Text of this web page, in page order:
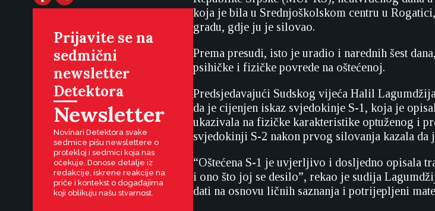
Prijavite se na
sedmični
newsletter
Detektora
Newsletter
Novinari Detektora svake
sedmice pišu newslettere o
protekloj i sedmici koja nas
očekuje. Donose detalje iz
redakcije, iskrene reakcije na
priče i kontekst o događajima
koji oblikuju našu stvarnost.
koja je bila u Srednjoškolskom centru u
gradu, gdje ju je silovao.
Prema presudi, isto je uradio i narednih šest
psihičke i fizičke povrede na oštećenoj.
Predsjedavajući Sudskog vijeća Halil
da je cijenjen iskaz svjedokinje S-1, koja je
ukazivala na fizičke karakteristike optuženog i
svjedokinji S-2 nakon prvog silovanja kazala
“Oštećena S-1 je uvjerljivo i dosljedno opisala
i ono što joj se desilo”, rekao je sudija
dati na osnovu ličnih saznanja i potrijepljeni